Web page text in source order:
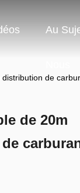
Au
distribution de
de 20m